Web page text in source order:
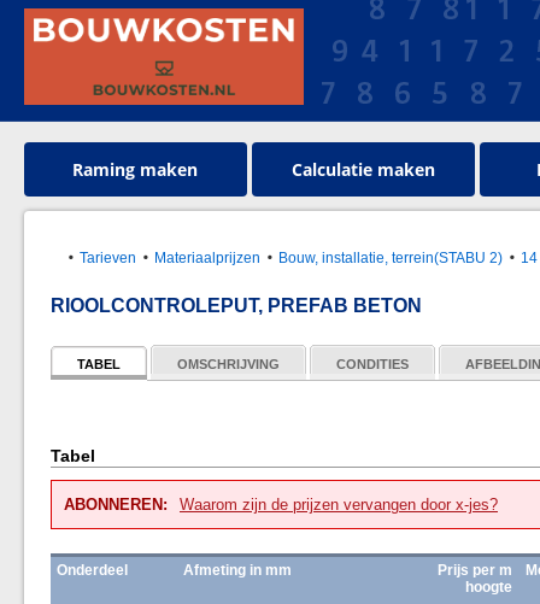
Raming maken Calculatie maken
Tarieven Materiaalprijzen Bouw, installatie, terrein(STABU 2)
RIOOLCONTROLEPUT, PREFAB BETON
TABEL OMSCHRIJVING CONDITIES
Tabel
ABONNEREN: Waarom zijn de prijzen vervangen door x-jes?
Onderdeel Afmeting in mm
Prijs per m
hoogte